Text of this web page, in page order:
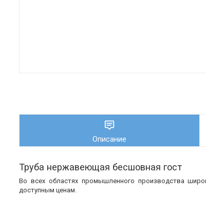
Описание
Труба нержавеющая бесшовная гост
Во всех областях промышленного производства
доступным ценам.